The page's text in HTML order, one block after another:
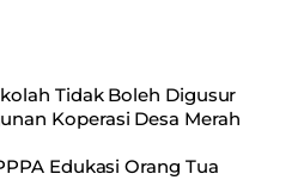
Tidak Boleh Digusur
Koperasi Desa Merah
Edukasi Orang Tua